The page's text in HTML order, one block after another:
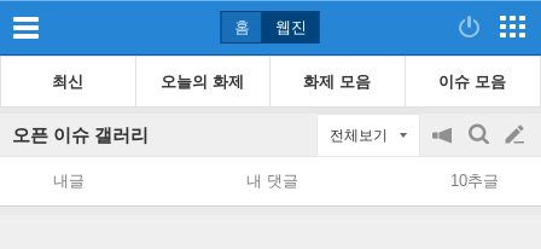
홈 웹진
최신 오늘의 화제 화제 모음 이슈 모음
오픈 이슈 갤러리 전체보기
공
지
on/off
검
색
글
쓰
내글 내 댓글 10추글